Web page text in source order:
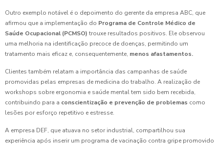
Outro exemplo notável é o depoimento do gerente da empresa ABC, que
afirmou que a implementação do Programa de Controle Médico de
Saúde Ocupacional (PCMSO) trouxe resultados positivos. Ele observou
uma melhoria na identificação precoce de doenças, permitindo um
tratamento mais eficaz e, consequentemente, menos afastamentos.
Clientes também relatam a importância das campanhas de saúde
promovidas pelas empresas de medicina do trabalho. A realização de
workshops sobre ergonomia e saúde mental tem sido bem recebida,
contribuindo para a conscientização e prevenção de problemas como
lesões por esforço repetitivo e estresse.
A empresa DEF, que atuava no setor industrial, compartilhou sua
experiência após inserir um programa de vacinação contra gripe promovido